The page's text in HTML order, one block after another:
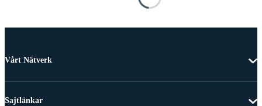
Vårt Nätverk
Sajtlänkar